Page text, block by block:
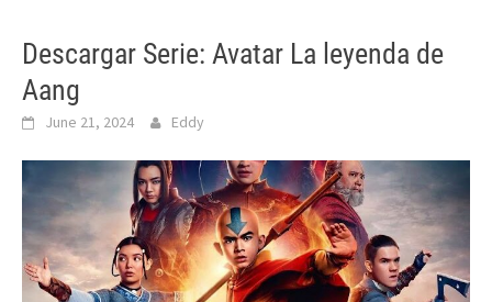
Descargar Serie: Avatar La leyenda de
Aang
June 21, 2024 Eddy